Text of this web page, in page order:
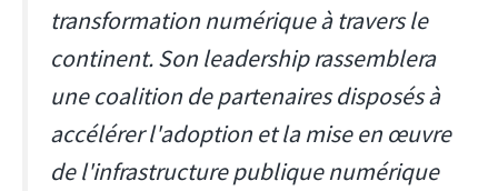
transformation numérique à travers le
continent. Son leadership rassemblera
une coalition de partenaires disposés à
accélérer l'adoption et la mise en œuvre
de l'infrastructure publique numérique